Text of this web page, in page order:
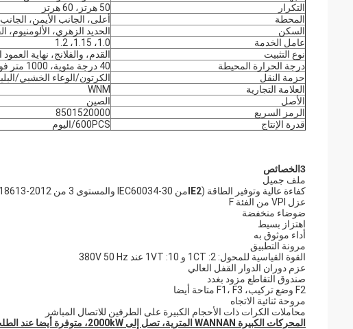
التكرار
50 هرتز، 60 هرتز
المحطة
أعلى، الجانب الأيمن، الجانب
السكن
الحديد الزهري، الألومنيوم،
عامل الخدمة
1.0، 1.15، 1.2
نوع التثبيت
القدم، والفلانج، نهاية
درجة الحرارة المحيطة
40 درجة مئوية، 1000 متر فوق سطح البحر
حزمة النقل
الكرتون/الوعاء الخشبي/
العلامة التجارية
WNM
الأصل
الصين
الرمز السريع
8501520000
قدرة الإنتاج
600PCS/اليوم
3الخصائص
ملف جميل
كفاءة عالية وتوفير الطاقة (IE2 من IEC60034-30 والمستوى 3 من GB18613-2012)
عزل VPI من الفئة F
ضوضاء منخفضة
اهتزاز بسيط
أداء موثوق به
مرونة التطبيق
القوة القياسية للمحول: 2: 1CT و 10: 1VT عند 380V 50 Hz
عزم دوران الدوار القفل العالي
صندوق التقاطع مزود بغدد
F2 وضع تركيب، F1، F3 متاحة أيضا
مروحة ثنائية الاتجاه
محاملات الكرات ذات الأحجام الكبيرة على الطرفين للاتصال المباشر
المحركات الكبيرة WANNAN المترية، تصل إلى 2000kW، متوفرة أيضا عند الطلب.